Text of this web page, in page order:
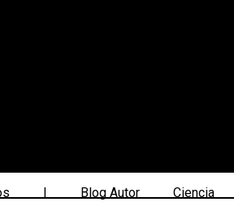
| Blog Autor Ciencia